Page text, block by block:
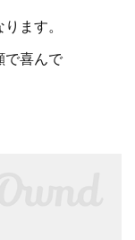
ます。
で喜んで